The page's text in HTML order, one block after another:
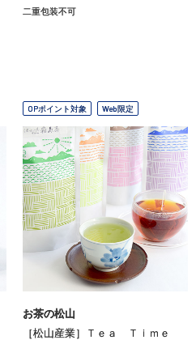
二重包装不可
OPポイント対象 Web限定
お茶の松山
［松山産業］Ｔｅａ Ｔｉｍｅ